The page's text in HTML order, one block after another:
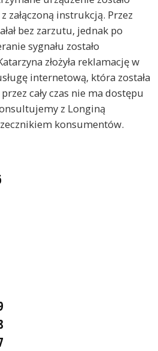
załączoną instrukcją. Przez
bez zarzutu, jednak po
sygnału zostało
złożyła reklamację w
internetową, która została
cały czas nie ma dostępu
z Longiną
konsumentów.